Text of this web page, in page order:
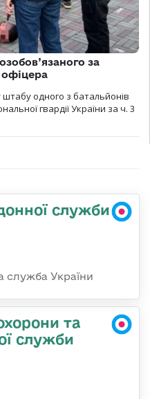
за
одного з батальйонів
гвардії України за ч. 3
служби
України
та
служби